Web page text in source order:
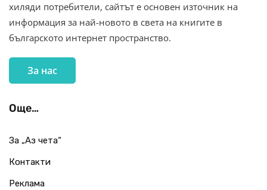
хиляди потребители, сайтът е основен източник на
информация за най-новото в света на книгите в
българското интернет пространство.
За нас
Още…
За „Аз чета“
Контакти
Реклама